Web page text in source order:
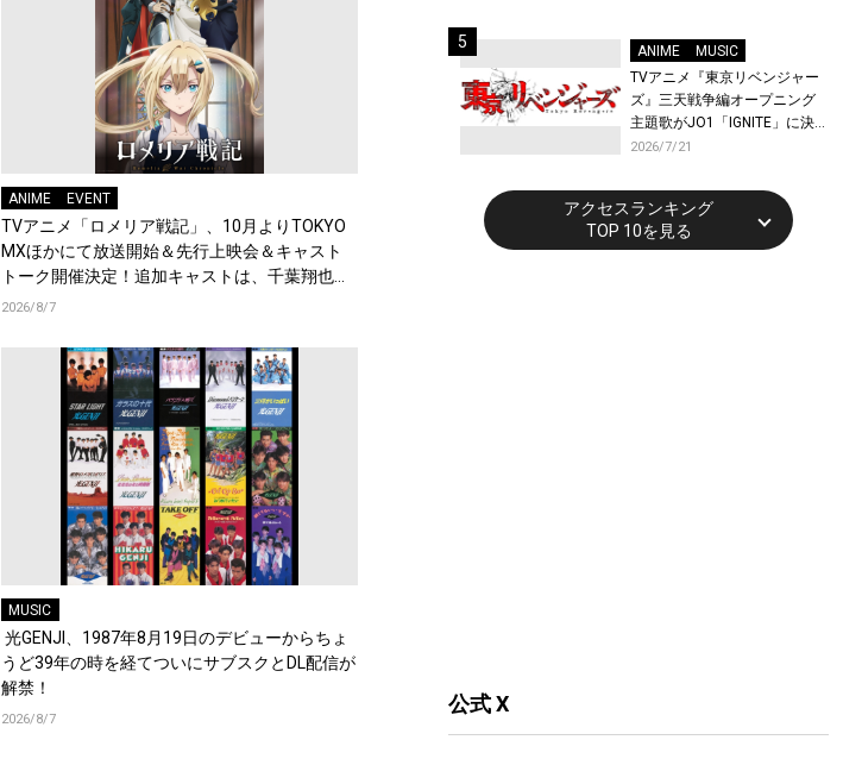
ANIME EVENT
TVアニメ「ロメリア戦記」、10月よりTOKYO
MXほかにて放送開始＆先行上映会＆キャスト
トーク開催決定！追加キャストは、千葉翔也、
梶原岳人、堀江瞬、綿貫竜之介！PV第1弾公
2026/8/7
MUSIC
光GENJI、1987年8月19日のデビューからちょ
うど39年の時を経てついにサブスクとDL配信が
解禁！
2026/8/7
映が決定！
ANIME
MUSIC
TVアニメ『東京リベンジャー
ズ』三天戦争編オープニング
主題歌がJO1「IGNITE」に決
定！メンバー全員から喜びと
トが到着！9月に東京・大阪で
先行上映会を開催！
2026/7/21
アクセスランキング
TOP 10を見る
公式 X